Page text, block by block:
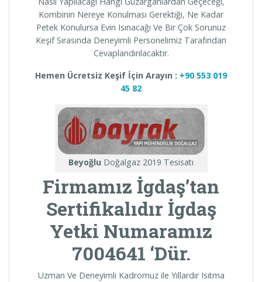
Kombinin Nereye Konulması Gerektiği, Ne Kadar
Petek Konulursa Evin Isınacağı Ve Bir Çok Sorunuz
Keşif Sırasında Deneyimli Personelimiz Tarafından
Cevaplandırılacaktır.
Hemen Ücretsiz Keşif İçin Arayın : +90 553 019
45 82
Beyoğlu Doğalgaz 2019 Tesisatı
Firmamız İgdaş’tan
Sertifikalıdır İgdaş
Yetki Numaramız
7004641 ‘Dür.
Uzman Ve Deneyimli Kadromuz ile Yıllardır Isıtma